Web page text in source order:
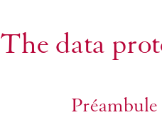
The data
Préambule